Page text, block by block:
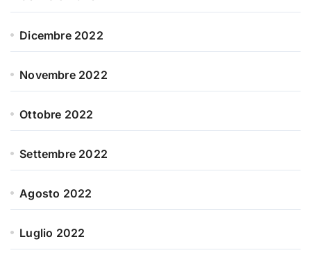
Dicembre 2022
Novembre 2022
Ottobre 2022
Settembre 2022
Agosto 2022
Luglio 2022